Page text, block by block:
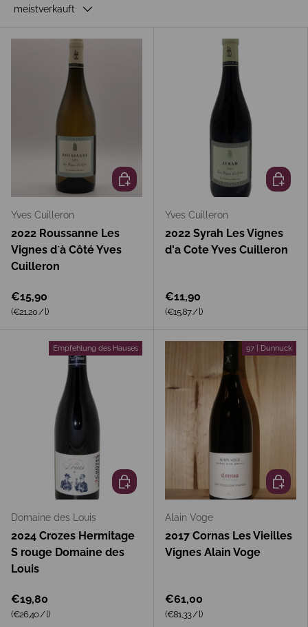
meistverkauft
Yves Cuilleron
2022 Roussanne Les
Vignes d´à Côté Yves
Cuilleron
€15,90
Grundpreis
(€21,20/l)
In den Warenkorb
Yves Cuilleron
2022 Syrah Les Vignes
d'a Cote Yves Cuilleron
€11,90
Grundpreis
(€15,87/l)
In den
Empfehlung des Hauses
Domaine des Louis
2024 Crozes Hermitage
S rouge Domaine des
Louis
€19,80
Grundpreis
(€26,40/l)
In den Warenkorb
97 | Dunnuck
Alain Voge
2017 Cornas Les Vieilles
Vignes Alain Voge
€61,00
Grundpreis
(€81,33 /l)
In den